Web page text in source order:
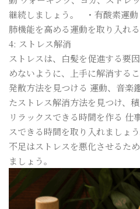
継続しましょう。 ・有酸素運
肺機能を高める運動を取り入れ
4: ストレス解消
ストレスは、白髪を促進する要
めないように、上手に解消する
発散方法を見つける 運動、音楽
たストレス解消方法を見つけ、
リラックスできる時間を作る 仕
スできる時間を取り入れましょ
不足はストレスを悪化させるた
ましょう。